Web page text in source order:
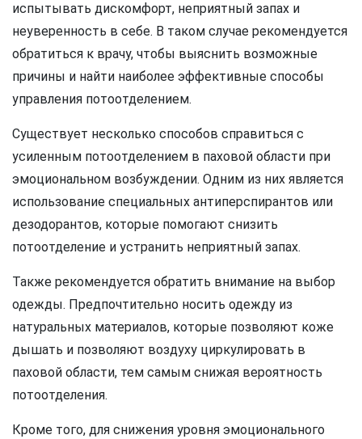
испытывать дискомфорт, неприятный запах и
неуверенность в себе. В таком случае рекомендуется
обратиться к врачу, чтобы выяснить возможные
причины и найти наиболее эффективные способы
управления потоотделением.
Существует несколько способов справиться с
усиленным потоотделением в паховой области при
эмоциональном возбуждении. Одним из них является
использование специальных антиперспирантов или
дезодорантов, которые помогают снизить
потоотделение и устранить неприятный запах.
Также рекомендуется обратить внимание на выбор
одежды. Предпочтительно носить одежду из
натуральных материалов, которые позволяют коже
дышать и позволяют воздуху циркулировать в
паховой области, тем самым снижая вероятность
потоотделения.
Кроме того, для снижения уровня эмоционального